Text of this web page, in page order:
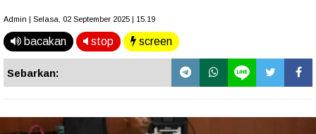
Admin | Selasa, 02 September 2025 | 15.19
bacakan stop screen
Sebarkan: